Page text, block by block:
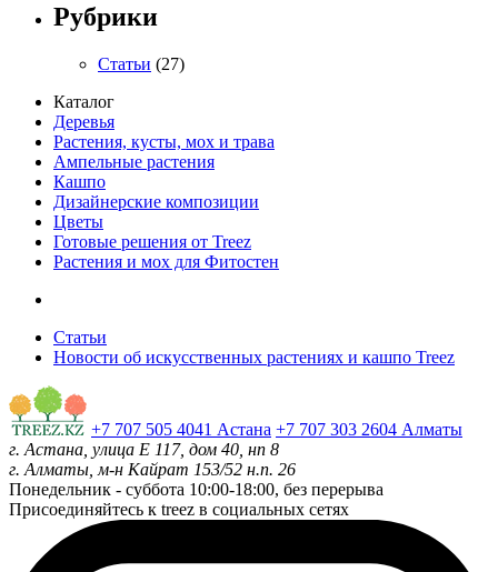
Рубрики
Статьи (27)
Каталог
Деревья
Растения, кусты, мох и трава
Ампельные растения
Кашпо
Дизайнерские композиции
Цветы
Готовые решения от Treez
Растения и мох для Фитостен
Статьи
Новости об искусственных растениях и кашпо Treez
+7 707 505 4041 Астана +7 707 303 2604 Алматы
г. Астана, улица Е 117, дом 40, нп 8
г. Алматы, м-н Кайрат 153/52 н.п. 26
Понедельник - суббота 10:00-18:00, без перерыва
Присоединяйтесь к treez в социальных сетях